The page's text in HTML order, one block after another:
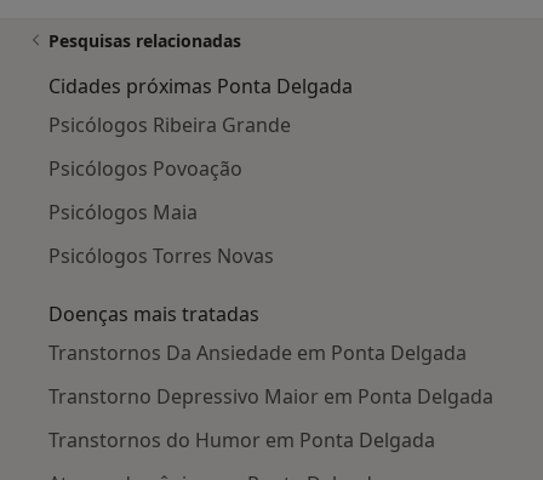
Pesquisas relacionadas
Cidades próximas Ponta Delgada
Psicólogos Ribeira Grande
Psicólogos Povoação
Psicólogos Maia
Psicólogos Torres Novas
Doenças mais tratadas
Transtornos Da Ansiedade em Ponta Delgada
Transtorno Depressivo Maior em Ponta Delgada
Transtornos do Humor em Ponta Delgada